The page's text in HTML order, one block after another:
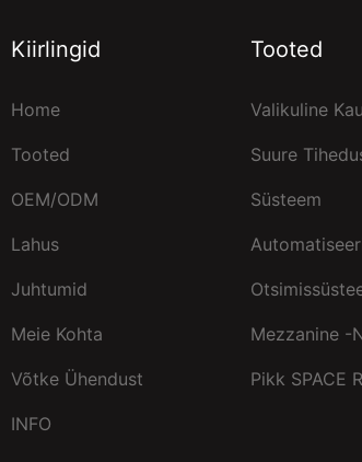
Kiirlingid
Home
Tooted
OEM/ODM
Lahus
Juhtumid
Meie Kohta
Võtke Ühendust
INFO
Tooted
Valikuline
Suure
Süsteem
Mezzanine -
Pikk SPACE